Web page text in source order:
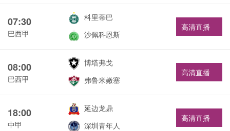
07:30
巴西甲
科里蒂巴
沙佩科恩斯
高清直播
08:00
巴西甲
博塔弗戈
弗鲁米嫩塞
高清直播
18:00
中甲
延边龙鼎
深圳青年人
高清直播